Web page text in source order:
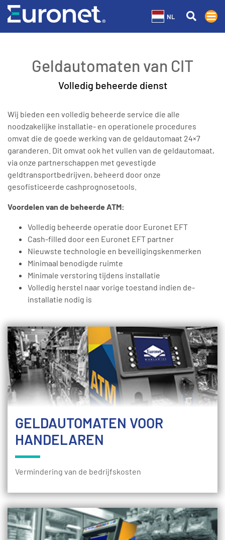
NL
Geldautomaten van CIT
Volledig beheerde dienst
Wij bieden een volledig beheerde service die alle
noodzakelijke installatie- en operationele procedures
omvat die de goede werking van de geldautomaat 24×7
garanderen. Dit omvat ook het vullen van de geldautomaat,
via onze partnerschappen met gevestigde
geldtransportbedrijven, beheerd door onze
gesofisticeerde cashprognosetools.
Voordelen van de beheerde ATM:
Volledig beheerde operatie door Euronet EFT
Cash-filled door een Euronet EFT partner
Nieuwste technologie en beveiligingskenmerken
Minimaal benodigde ruimte
Minimale verstoring tijdens installatie
Volledig herstel naar vorige toestand indien de-
installatie nodig is
GELDAUTOMATEN VOOR
HANDELAREN
Vermindering van de bedrijfskosten